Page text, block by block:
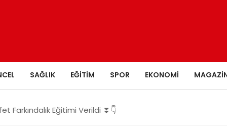
SAĞLIK EĞITIM SPOR EKONOMI
Farkındalık Eğitimi Verildi ⏬👇